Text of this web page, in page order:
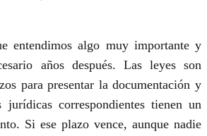
entendimos algo muy importante y
años después. Las leyes son
para presentar la documentación y
jurídicas correspondientes tienen un
Si ese plazo vence, aunque nadie